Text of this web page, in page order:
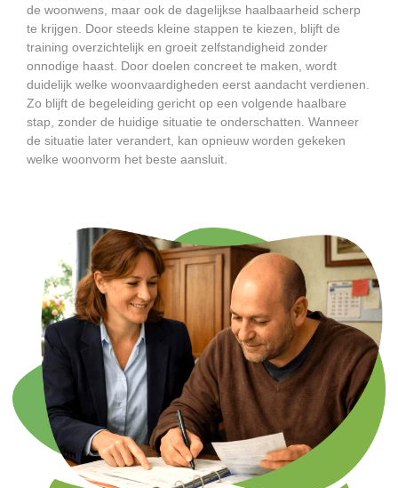
de woonwens, maar ook de dagelijkse haalbaarheid scherp
te krijgen. Door steeds kleine stappen te kiezen, blijft de
training overzichtelijk en groeit zelfstandigheid zonder
onnodige haast. Door doelen concreet te maken, wordt
duidelijk welke woonvaardigheden eerst aandacht verdienen.
Zo blijft de begeleiding gericht op een volgende haalbare
stap, zonder de huidige situatie te onderschatten. Wanneer
de situatie later verandert, kan opnieuw worden gekeken
welke woonvorm het beste aansluit.